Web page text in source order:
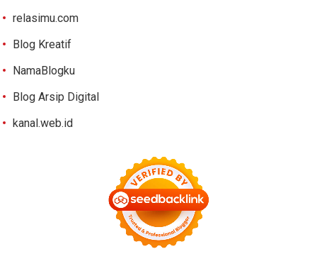
relasimu.com
Blog Kreatif
NamaBlogku
Blog Arsip Digital
kanal.web.id